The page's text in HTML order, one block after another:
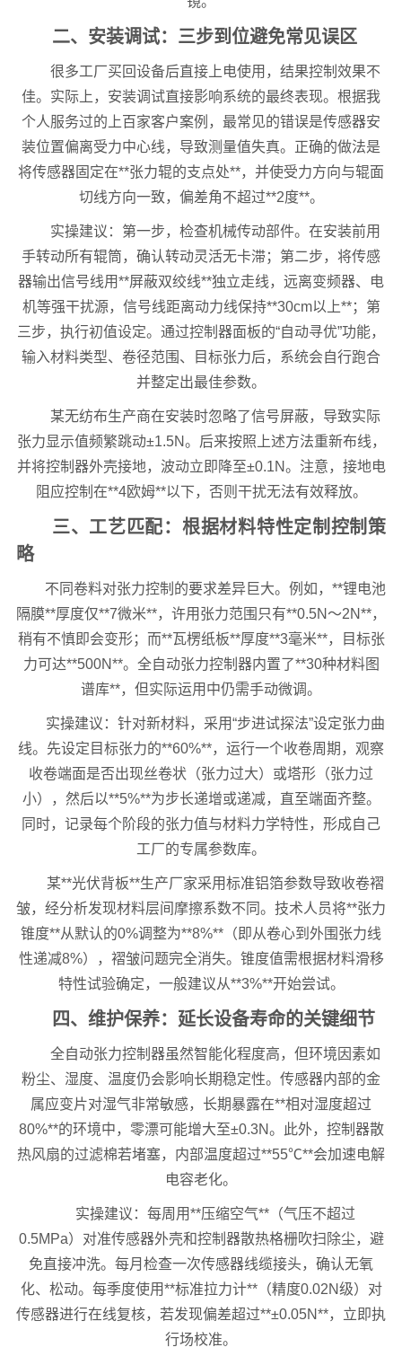
二、安装调试：三步到位避免常见误区
很多工厂买回设备后直接上电使用，结果控制效果不
佳。实际上，安装调试直接影响系统的最终表现。根据我
个人服务过的上百家客户案例，最常见的错误是传感器安
装位置偏离受力中心线，导致测量值失真。正确的做法是
将传感器固定在**张力辊的支点处**，并使受力方向与辊面
切线方向一致，偏差角不超过**2度**。
实操建议：第一步，检查机械传动部件。在安装前用
手转动所有辊筒，确认转动灵活无卡滞；第二步，将传感
器输出信号线用**屏蔽双绞线**独立走线，远离变频器、电
机等强干扰源，信号线距离动力线保持**30cm以上**；第
三步，执行初值设定。通过控制器面板的“自动寻优”功能，
输入材料类型、卷径范围、目标张力后，系统会自行跑合
并整定出最佳参数。
某无纺布生产商在安装时忽略了信号屏蔽，导致实际
张力显示值频繁跳动±1.5N。后来按照上述方法重新布线，
并将控制器外壳接地，波动立即降至±0.1N。注意，接地电
阻应控制在**4欧姆**以下，否则干扰无法有效释放。
三、工艺匹配：根据材料特性定制控制策
略
不同卷料对张力控制的要求差异巨大。例如，**锂电池
隔膜**厚度仅**7微米**，许用张力范围只有**0.5N～2N**，
稍有不慎即会变形；而**瓦楞纸板**厚度**3毫米**，目标张
力可达**500N**。全自动张力控制器内置了**30种材料图
谱库**，但实际运用中仍需手动微调。
实操建议：针对新材料，采用“步进试探法”设定张力曲
线。先设定目标张力的**60%**，运行一个收卷周期，观察
收卷端面是否出现丝卷状（张力过大）或塔形（张力过
小），然后以**5%**为步长递增或递减，直至端面齐整。
同时，记录每个阶段的张力值与材料力学特性，形成自己
工厂的专属参数库。
某**光伏背板**生产厂家采用标准铝箔参数导致收卷褶
皱，经分析发现材料层间摩擦系数不同。技术人员将**张力
锥度**从默认的0%调整为**8%**（即从卷心到外围张力线
性递减8%），褶皱问题完全消失。锥度值需根据材料滑移
特性试验确定，一般建议从**3%**开始尝试。
四、维护保养：延长设备寿命的关键细节
全自动张力控制器虽然智能化程度高，但环境因素如
粉尘、湿度、温度仍会影响长期稳定性。传感器内部的金
属应变片对湿气非常敏感，长期暴露在**相对湿度超过
80%**的环境中，零漂可能增大至±0.3N。此外，控制器散
热风扇的过滤棉若堵塞，内部温度超过**55℃**会加速电解
电容老化。
实操建议：每周用**压缩空气**（气压不超过
0.5MPa）对准传感器外壳和控制器散热格栅吹扫除尘，避
免直接冲洗。每月检查一次传感器线缆接头，确认无氧
化、松动。每季度使用**标准拉力计**（精度0.02N级）对
传感器进行在线复核，若发现偏差超过**±0.05N**，立即执
行场校准。